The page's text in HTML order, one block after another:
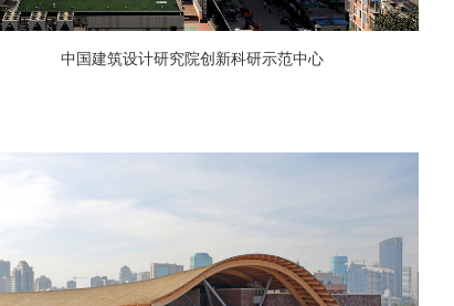
中国建筑设计研究院创新科研示范中心